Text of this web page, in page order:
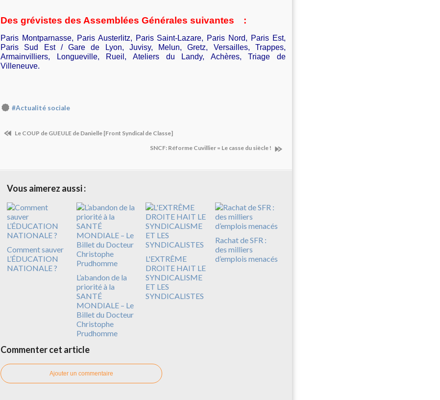
Des grévistes des Assemblées Générales suivantes :
Paris Montparnasse, Paris Austerlitz, Paris Saint-Lazare, Paris Nord, Paris Est,
Paris Sud Est / Gare de Lyon, Juvisy, Melun, Gretz, Versailles, Trappes,
Armainvilliers, Longueville, Rueil, Ateliers du Landy, Achères, Triage de
Villeneuve.
#Actualité sociale
Le COUP de GUEULE de Danielle [Front Syndical de Classe]
SNCF: Réforme Cuvillier = Le casse du siècle !
Vous aimerez aussi :
Comment sauver
L’ÉDUCATION
NATIONALE ?
L’abandon de la
priorité à la
SANTÉ
MONDIALE – Le
Billet du Docteur
Christophe
Prudhomme
L'EXTRÊME
DROITE HAIT LE
SYNDICALISME
ET LES
SYNDICALISTES
Rachat de SFR :
des milliers
d’emplois menacés
Commenter cet article
Ajouter un commentaire